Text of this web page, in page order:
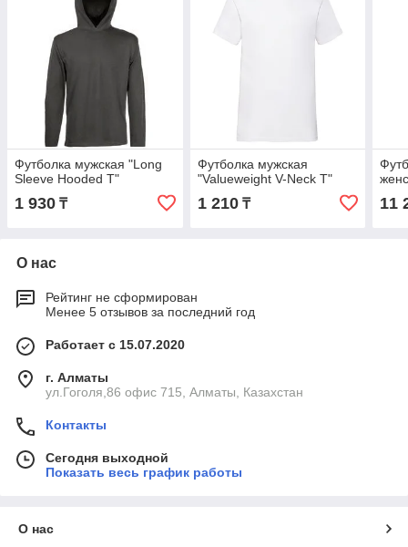
Футболка мужская "Long
Sleeve Hooded T"
1 930 ₸
Футболка мужская
"Valueweight V-Neck T"
1 210₸ 11
О нас
Рейтинг не сформирован
Менее 5 отзывов за последний год
Работает с 15.07.2020
г. Алматы
ул.Гоголя,86 офис 715, Алматы, Казахстан
Контакты
Сегодня выходной
Показать весь график работы
О нас